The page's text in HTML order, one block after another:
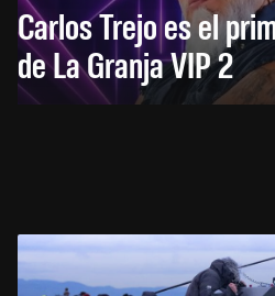
Carlos Trejo es el
de La Granja VIP 2